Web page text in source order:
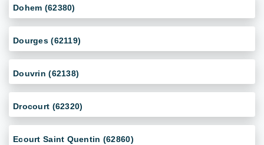
Dohem (62380)
Dourges (62119)
Douvrin (62138)
Drocourt (62320)
Ecourt Saint Quentin (62860)